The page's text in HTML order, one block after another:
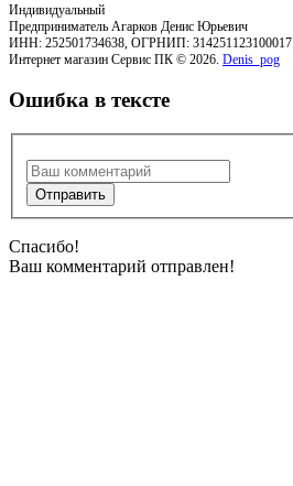
Индивидуальный
Предприниматель Агарков Денис Юрьевич
ИНН: 252501734638, ОГРНИП: 314251123100017
Интернет магазин Сервис ПК © 2026. Denis_pog
Ошибка в тексте
Спасибо!
Ваш комментарий отправлен!